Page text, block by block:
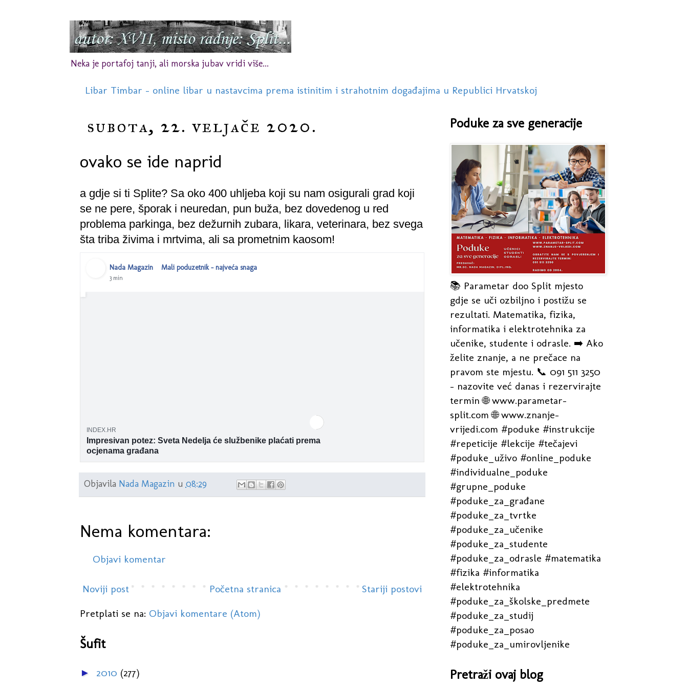
Neka je portafoj tanji, ali morska jubav vridi više...
Libar Timbar - online libar u nastavcima prema istinitim i strahotnim događajima u Republici Hrvatskoj
subota, 22. veljače 2020.
ovako se ide naprid
a gdje si ti Splite? Sa oko 400 uhljeba koji su nam osigurali grad koji
se ne pere, šporak i neuredan, pun buža, bez dovedenog u red
problema parkinga, bez dežurnih zubara, likara, veterinara, bez svega
šta triba živima i mrtvima, ali sa prometnim kaosom!
Nada Magazinprimatelj
Mali poduzetnik - najveća snaga
3 min
ZA HRVATSKE uvjete radi se o revolucionarnom potezu.
INDEX.HR
Impresivan potez: Sveta Nedelja će službenike plaćati prema
ocjenama građana
ZA HRVATSKE uvjete radi se o revolucionarnom potezu.
Objavila Nada Magazin u 08:29
Nema komentara:
Objavi komentar
Noviji post Stariji postovi
Početna stranica
Pretplati se na: Objavi komentare (Atom)
Šufit
► 2010 (277)
Poduke za sve generacije
📚 Parametar doo Split mjesto
gdje se uči ozbiljno i postižu se
rezultati. Matematika, fizika,
informatika i elektrotehnika za
učenike, studente i odrasle. ➡️ Ako
želite znanje, a ne prečace na
pravom ste mjestu. 📞 091 511 3250
- nazovite već danas i rezervirajte
termin 🌐 www.parametar-
split.com 🌐 www.znanje-
vrijedi.com #poduke #instrukcije
#repeticije #lekcije #tečajevi
#poduke_uživo #online_poduke
#individualne_poduke
#grupne_poduke
#poduke_za_građane
#poduke_za_tvrtke
#poduke_za_učenike
#poduke_za_studente
#poduke_za_odrasle #matematika
#fizika #informatika
#elektrotehnika
#poduke_za_školske_predmete
#poduke_za_studij
#poduke_za_posao
#poduke_za_umirovljenike
Pretraži ovaj blog